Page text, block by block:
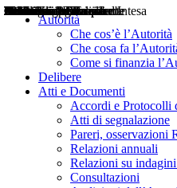
Autorità
Che cos’è l’Autorità
Che cosa fa
Come si finanzia
Delibere
Atti e Documenti
Accordi e Protocolli
Atti di segnalazione
Pareri, osservazioni
Relazioni annuali
Relazioni su
Consultazioni
Delibere
Pareri
Consultazioni
Audizioni
Atti di Segnalazione
Accordi e Protocolli d'Intesa
Relazioni annuali
Misure di regolazione
Notizie
Comunicati Stampa
Bollettini ART
Convegni ART
Interviste del Presidente
Articoli in primo piano
Interventi del Presidente
2004
2005
2010
2013
2014
2015
2016
2017
2018
2019
202
2020
2021
2022
2023
2024
2025
2026
Aereo
Marittimo
Terrestre